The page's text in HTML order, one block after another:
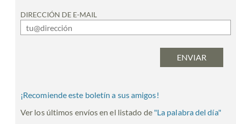
DIRECCIÓN DE E-MAIL
¡Recomiende este boletín a sus amigos!
Ver los últimos envíos en el listado de "La palabra del día"